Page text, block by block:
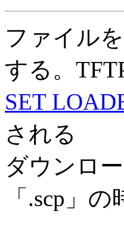
ファイル
する。
SET
される
ダウンロ
「.scp」